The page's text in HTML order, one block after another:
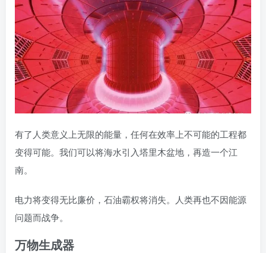
有了人类意义上无限的能量，任何在效率上不可能的工程都
变得可能。我们可以将海水引入塔里木盆地，再造一个江
南。
电力将变得无比廉价，石油霸权将消失。人类再也不因能源
问题而战争。
万物生成器